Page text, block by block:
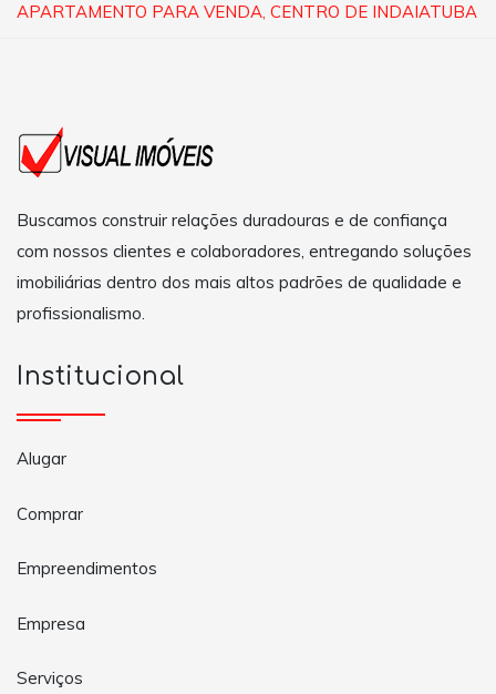
APARTAMENTO PARA VENDA, CENTRO DE INDAIATUBA
Buscamos construir relações duradouras e de confiança
com nossos clientes e colaboradores, entregando soluções
imobiliárias dentro dos mais altos padrões de qualidade e
profissionalismo.
Institucional
Alugar
Comprar
Empreendimentos
Empresa
Serviços